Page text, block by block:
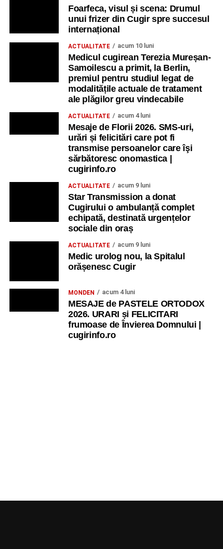
Foarfeca, visul și scena: Drumul
unui frizer din Cugir spre succesul
internațional
ACTUALITATE acum 10 luni
Medicul cugirean Terezia Mureșan-
Samoilescu a primit, la Berlin,
premiul pentru studiul legat de
modalitățile actuale de tratament
ale plăgilor greu vindecabile
ACTUALITATE acum 4 luni
Mesaje de Florii 2026. SMS-uri,
urări și felicitări care pot fi
transmise persoanelor care îşi
sărbătoresc onomastica |
cugirinfo.ro
ACTUALITATE acum 9 luni
Star Transmission a donat
Cugirului o ambulanță complet
echipată, destinată urgențelor
sociale din oraș
ACTUALITATE acum 9 luni
Medic urolog nou, la Spitalul
orășenesc Cugir
MONDEN acum 4 luni
MESAJE de PASTELE ORTODOX
2026. URARI și FELICITARI
frumoase de Învierea Domnului |
cugirinfo.ro